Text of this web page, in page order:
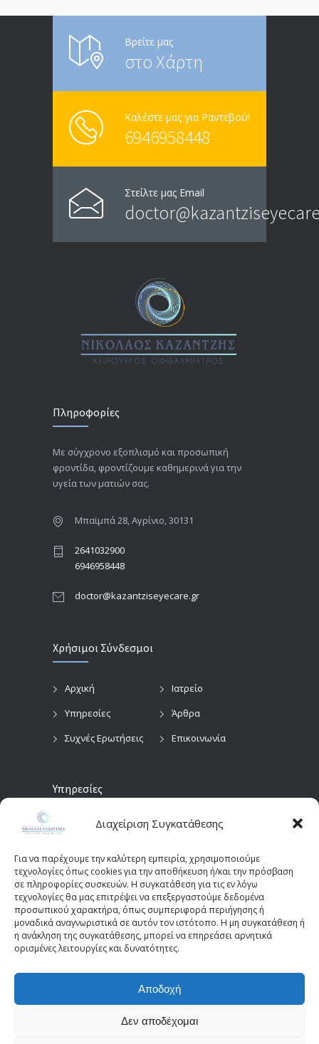
Διαχείριση Συγκατάθεσης
Για να παρέχουμε την καλύτερη εμπειρία, χρησιμοποιούμε
τεχνολογίες όπως cookies για την αποθήκευση ή/και την πρόσβαση
σε πληροφορίες συσκευών. Η συγκατάθεση για τις εν λόγω
τεχνολογίες θα μας επιτρέψει να επεξεργαστούμε δεδομένα
προσωπικού χαρακτήρα, όπως συμπεριφορά περιήγησης ή
μοναδικά αναγνωριστικά σε αυτόν τον ιστότοπο. Η μη συγκατάθεση ή
η ανάκληση της συγκατάθεσης, μπορεί να επηρεάσει αρνητικά
ορισμένες λειτουργίες και δυνατότητες.
Αποδοχή
Δεν αποδέχομαι
Βρείτε μας
στο Χάρτη
Καλέστε μας για Ραντεβού!
6946958448
Στείλτε μας Email
Πληροφορίες
Με σύγχρονο εξοπλισμό και προσωπική
φροντίδα, φροντίζουμε καθημερινά για την
υγεία των ματιών σας.
Μπαϊμπά 28, Αγρίνιο, 30131
2641032900
6946958448
doctor@kazantziseyecare.gr
Χρήσιμοι Σύνδεσμοι
Αρχική
Ιατρείο
Υπηρεσίες
Άρθρα
Συχνές Ερωτήσεις
Επικοινωνία
Υπηρεσίες
Προληπτικός
Έλεγχος
Διαγνωστικές
Χειρουργικές
Επεμβάσεις Οφθαλμών
Οπτικά Πεδία
(Perimetry)
Παιδοοφθαλμολογία
Οπτική Τομογραφία
Συνοχής (OCT)
© 2025 - kazantziseyecare.gr -
Forge.com